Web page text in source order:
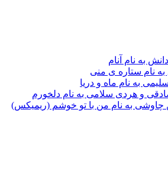
به نام آنام
به نام ستاره ی منی
به نام ماه و دریا
و هردی سلامی به نام دلخورم
چاوشی به نام من با تو خوشم (ریمیکس)